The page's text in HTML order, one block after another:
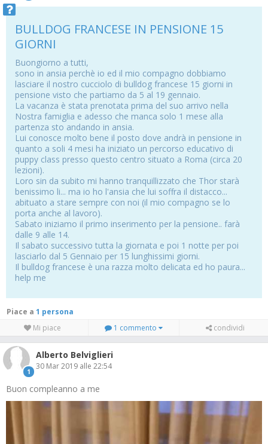
BULLDOG FRANCESE IN PENSIONE 15
GIORNI
Buongiorno a tutti,
sono in ansia perchè io ed il mio compagno dobbiamo
lasciare il nostro cucciolo di bulldog francese 15 giorni in
pensione visto che partiamo da 5 al 19 gennaio.
La vacanza è stata prenotata prima del suo arrivo nella
Nostra famiglia e adesso che manca solo 1 mese alla
partenza sto andando in ansia.
Lui conosce molto bene il posto dove andrà in pensione in
quanto a soli 4 mesi ha iniziato un percorso educativo di
puppy class presso questo centro situato a Roma (circa 20
lezioni).
Loro sin da subito mi hanno tranquillizzato che Thor starà
benissimo li... ma io ho l'ansia che lui soffra il distacco...
abituato a stare sempre con noi (il mio compagno se lo
porta anche al lavoro).
Sabato iniziamo il primo inserimento per la pensione.. farà
dalle 9 alle 14.
Il sabato successivo tutta la giornata e poi 1 notte per poi
lasciarlo dal 5 Gennaio per 15 lunghissimi giorni.
Il bulldog francese è una razza molto delicata ed ho paura...
help me
Piace a
1 persona
Mi piace
1 commento condividi
1
Alberto Belviglieri
30 Mar 2019 alle 22:54
Buon compleanno a me